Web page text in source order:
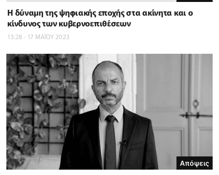
Η δύναμη της ψηφιακής εποχής στα ακίνητα και ο
κίνδυνος των κυβερνοεπιθέσεων
13:28 - 17 ΜΑΪ́ΟΥ 2023
Απόψεις